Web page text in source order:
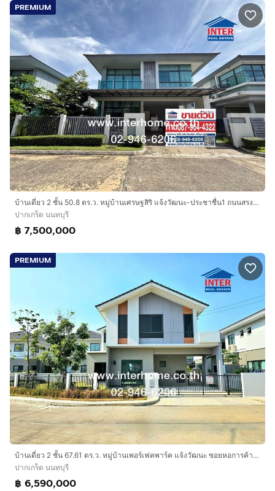
PREMIUM
บ้านเดี่ยว 2 ชั้น 50.8 ตร.ว. หมู่บ้านเศรษฐสิริ แจ้งวัฒนะ-ประชาชื่น1 ถนนสรงประภา ถนนเลียบคลองประปา ปากเกร็ด นนทบุรี
ปากเกร็ด นนทบุรี
฿ 7,500,000
PREMIUM
บ้านเดี่ยว 2 ชั้น 67.61 ตร.ว. หมู่บ้านเพอร์เฟคพาร์ค แจ้งวัฒนะ ซอยหอการค้า ถนนแจ้งวัฒนะ ถนนชัยพฤกษ์ ปากเกร็ด นนทบุรี
ปากเกร็ด นนทบุรี
฿ 6,590,000